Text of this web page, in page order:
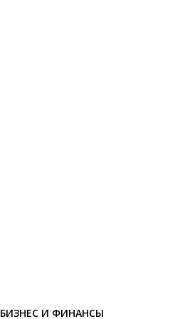
БИЗНЕС И ФИНАНСЫ